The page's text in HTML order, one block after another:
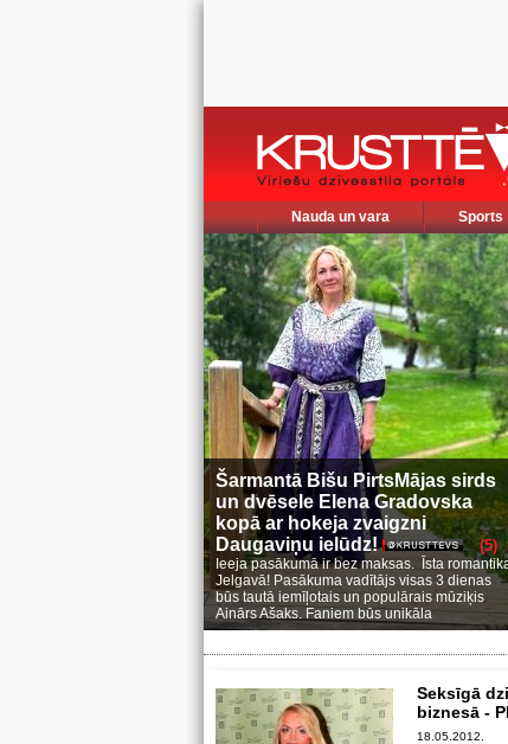
Nauda un vara Sports
Šarmantā Bišu PirtsMājas sirds
un dvēsele Elena Gradovska
kopā ar hokeja zvaigzni
Daugaviņu ielūdz!
(5)
Ieeja pasākumā ir bez maksas. Īsta
Jelgavā! Pasākuma vadītājs visas 3 dienas
būs tautā iemīļotais un populārais mūziķis
Ainārs Ašaks. Faniem būs unikāla
Seksīgā
biznesā -
18.05.2012.